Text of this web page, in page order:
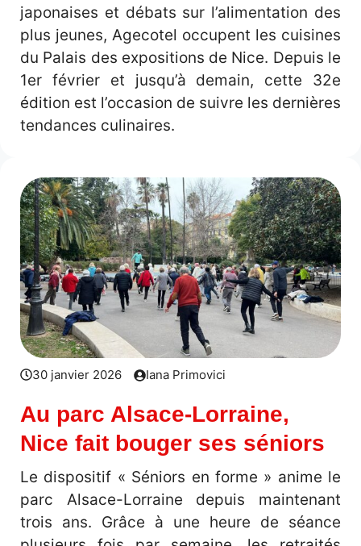
japonaises et débats sur l’alimentation des
plus jeunes, Agecotel occupent les cuisines
du Palais des expositions de Nice. Depuis le
1er février et jusqu’à demain, cette 32e
édition est l’occasion de suivre les dernières
tendances culinaires.
30 janvier 2026 Iana Primovici
Au parc Alsace-Lorraine,
Nice fait bouger ses séniors
Le dispositif « Séniors en forme » anime le
parc Alsace-Lorraine depuis maintenant
trois ans. Grâce à une heure de séance